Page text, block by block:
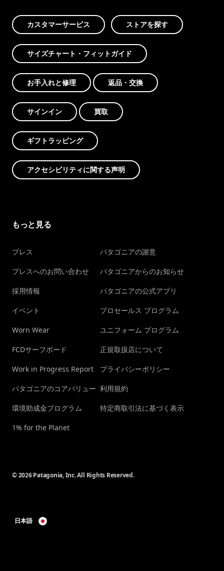
カスタマーサービス ストアを探す
サイズチャート・フィットガイド
お手入れと修理 返品・交換
サインイン 買取
ギフトラッピング
アクセシビリティに関する声明
もっと見る
プレス
プレスへのお問い合わせ
採用情報
イベント
Worn Wear
FCDサーフボード
Work in Progress Report
パタゴニアのコアバリュー
環境助成金プログラム
1% for the Planet
パタゴニアの謝意
パタゴニアからのお知らせ
パタゴニアの公式アプリ
プロセールス プログラム
ユニフォーム プログラム
正規取扱店について
プライバシーポリシー
利用規約
特定商取引法に基づく表示
© 2026 Patagonia, Inc. All Rights Reserved.
日本語